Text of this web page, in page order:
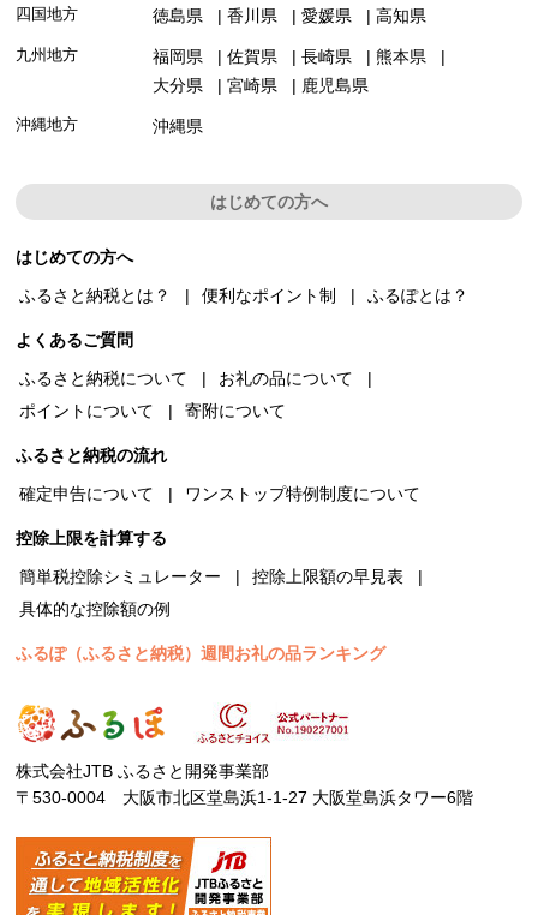
四国地方 徳島県 香川県 愛媛県 高知県
九州地方 福岡県 佐賀県 長崎県
熊本県
大分県
宮崎県 鹿児島県
沖縄地方 沖縄県
はじめての方へ
はじめての方へ
ふるさと納税とは？
便利なポイント制 ふるぽとは？
よくあるご質問
ふるさと納税について
お礼の品について
ポイントについて
寄附について
ふるさと納税の流れ
確定申告について
ワンストップ特例制度について
控除上限を計算する
簡単税控除シミュレーター
控除上限額の早見表
具体的な控除額の例
ふるぽ（ふるさと納税）週間お礼の品ランキング
株式会社JTB ふるさと開発事業部
〒530-0004 大阪市北区堂島浜1-1-27 大阪堂島浜タワー6階